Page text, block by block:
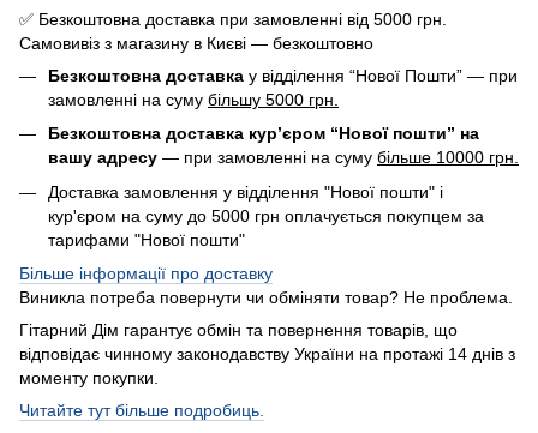
✅ Безкоштовна доставка при замовленні від 5000 грн.
Самовивіз з магазину в Києві — безкоштовно
Безкоштовна доставка у відділення “Нової Пошти” — при
замовленні на суму більшу 5000 грн.
Безкоштовна доставка кур’єром “Нової пошти” на
вашу адресу — при замовленні на суму більше 10000 грн.
Доставка замовлення у відділення "Нової пошти" і
кур'єром на суму до 5000 грн оплачується покупцем за
тарифами "Нової пошти"
Більше інформації про доставку
Виникла потреба повернути чи обміняти товар? Не проблема.
Гітарний Дім гарантує обмін та повернення товарів, що
відповідає чинному законодавству України на протажі 14 днів з
моменту покупки.
Читайте тут більше подробиць.